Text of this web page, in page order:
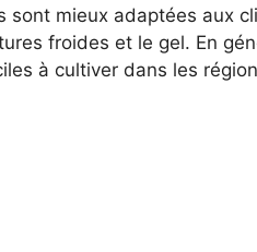
mieux adaptées aux
froides et le gel. En
à cultiver dans les